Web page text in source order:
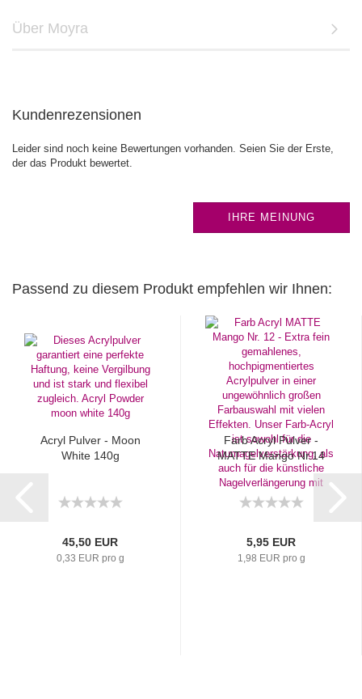
Über Moyra
Kundenrezensionen
Leider sind noch keine Bewertungen vorhanden. Seien Sie der Erste,
der das Produkt bewertet.
IHRE MEINUNG
Passend zu diesem Produkt empfehlen wir Ihnen:
Acryl Pulver - Moon
White 140g
45,50 EUR
0,33 EUR pro g
Farb Acryl Pulver -
MATTE Mango Nr.14
5,95 EUR
1,98 EUR pro g